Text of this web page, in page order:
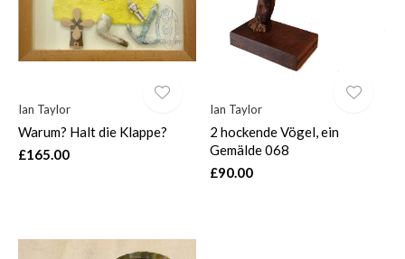
Ian Taylor
Warum? Halt die Klappe?
£165.00
Ian Taylor
2 hockende Vögel, ein
Gemälde 068
£90.00